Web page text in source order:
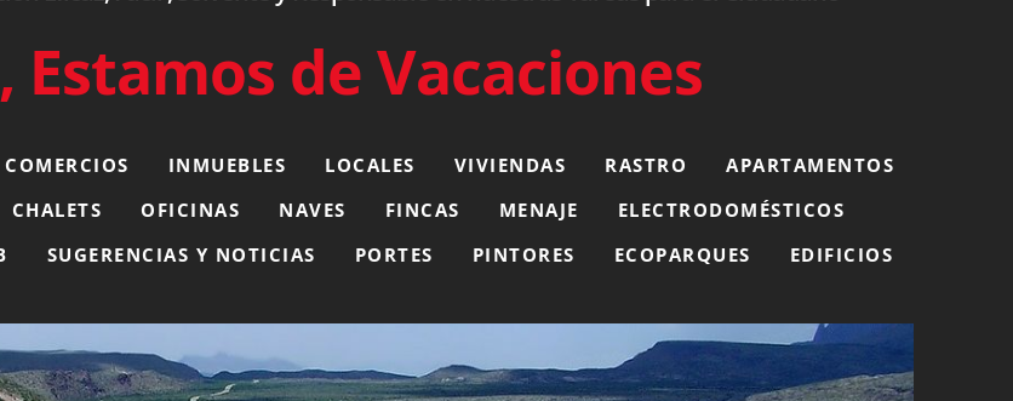
Estamos de Vacaciones
COMERCIOS INMUEBLES LOCALES VIVIENDAS RASTRO
APARTAMENTOS
CHALETS OFICINAS NAVES FINCAS MENAJE
ELECTRODOMÉSTICOS
SUGERENCIAS Y NOTICIAS PORTES PINTORES ECOPARQUES EDIFICIOS